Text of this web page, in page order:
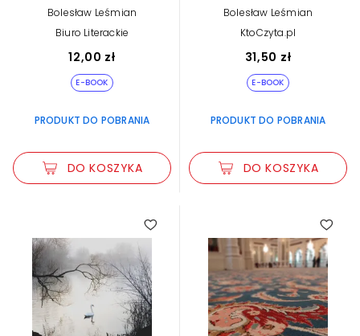
Bolesław Leśmian
Biuro Literackie
12,00 zł
E-BOOK
PRODUKT DO POBRANIA
DO KOSZYKA
Bolesław Leśmian
KtoCzyta.pl
31,50 zł
E-BOOK
PRODUKT DO POBRANIA
DO KOSZYKA